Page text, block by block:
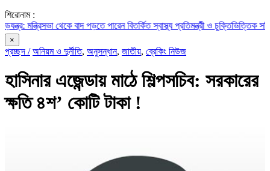
শিরোনাম :
থেকে বাদ পড়তে পারেন বিতর্কিত স্বাস্থ্য প্রতিমন্ত্রী ও চুক্তিভিত্তিক সচিব!
×
প্রচ্ছদ / অনিয়ম ও দুর্নীতি, অনুসন্ধান, জাতীয়, ব্রেকিং নিউজ
হাসিনার এজেন্ডায় মাঠে শিল্পসচিব: সরকারের
ক্ষতি ৪শ’ কোটি টাকা !